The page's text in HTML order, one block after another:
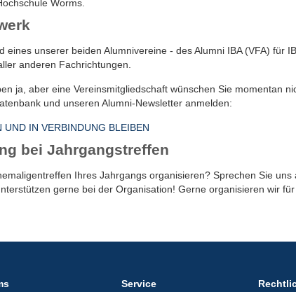
Worms.
eines unserer beiden Alumnivereine - des Alumni IBA (VFA) für
anderen Fachrichtungen.
ja, aber eine Vereinsmitgliedschaft wünschen Sie momentan
und unseren Alumni-Newsletter anmelden:
UND IN VERBINDUNG BLEIBEN
bei Jahrgangstreffen
Ihres Jahrgangs organisieren? Sprechen Sie
gerne bei der Organisation! Gerne organisieren wir
Service